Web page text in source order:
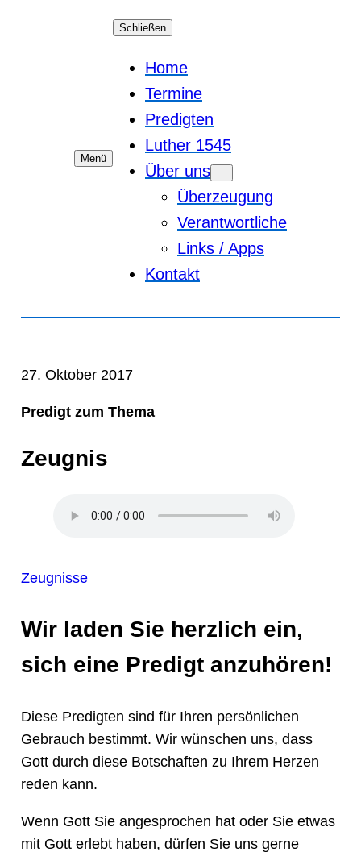
Menü
Schließen
Home
Termine
Predigten
Luther 1545
Über uns
Überzeugung
Verantwortliche
Links / Apps
Kontakt
27. Oktober 2017
Predigt zum Thema
Zeugnis
Zeugnisse
Wir laden Sie herzlich ein,
sich eine Predigt anzuhören!
Diese Predigten sind für Ihren persönlichen
Gebrauch bestimmt. Wir wünschen uns, dass
Gott durch diese Botschaften zu Ihrem Herzen
reden kann.
Wenn Gott Sie angesprochen hat oder Sie etwas
mit Gott erlebt haben, dürfen Sie uns gerne